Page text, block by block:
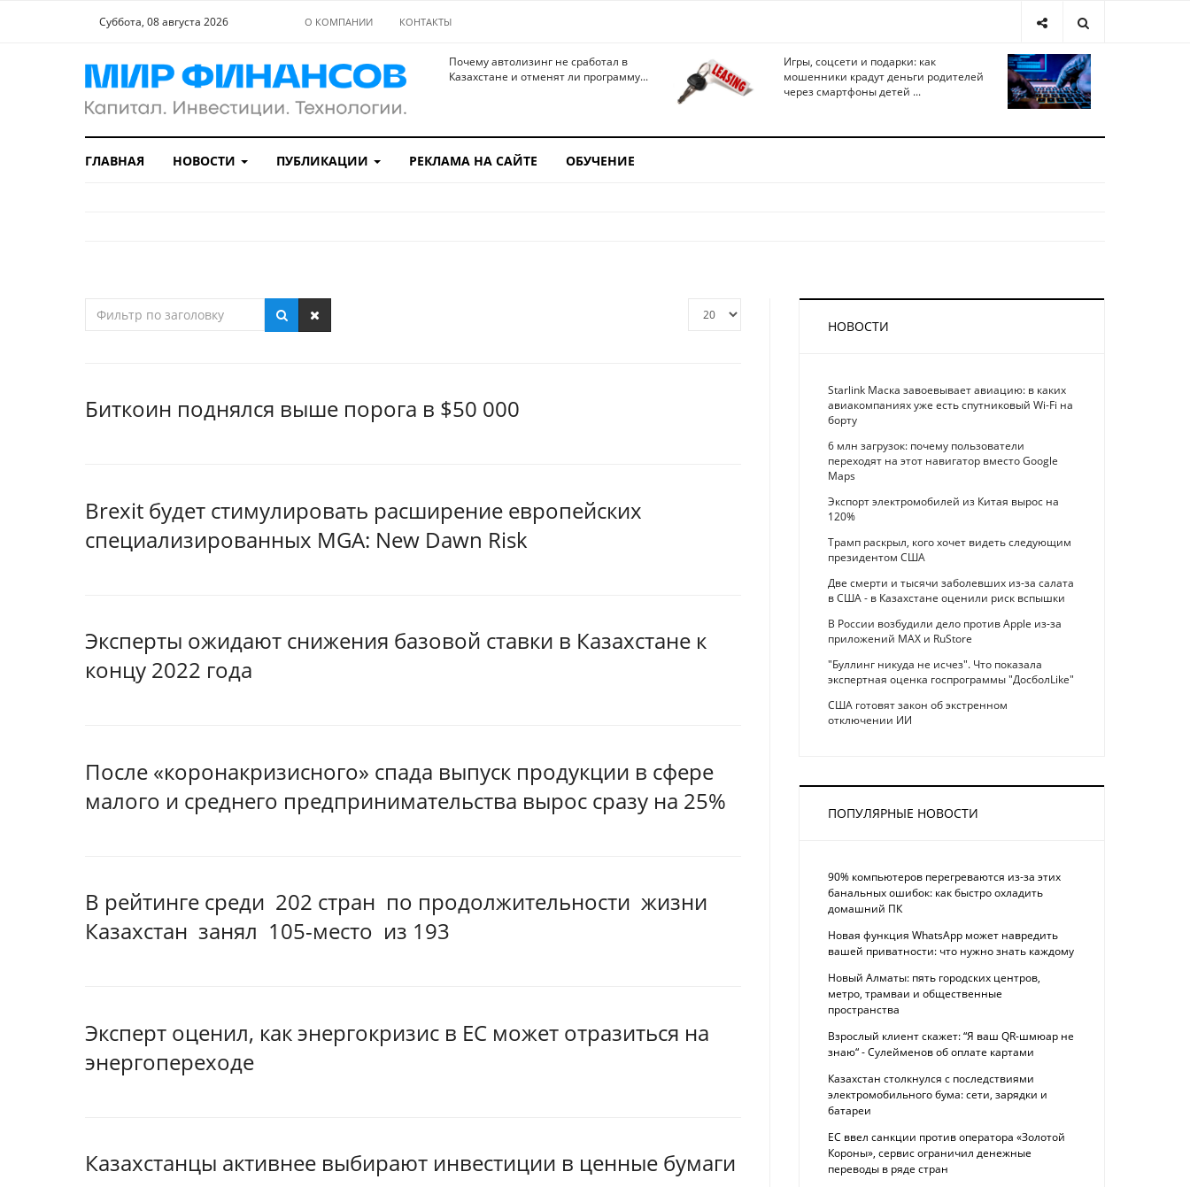
Суббота, 08 августа 2026 О КОМПАНИИ КОНТАКТЫ
Почему автолизинг не сработал в
Казахстане и отменят ли программу...
Игры, соцсети и подарки: как
мошенники крадут деньги родителей
через смартфоны детей ...
ГЛАВНАЯ НОВОСТИ ПУБЛИКАЦИИ РЕКЛАМА НА САЙТЕ ОБУЧЕНИЕ
Биткоин поднялся выше порога в $50 000
Brexit будет стимулировать расширение европейских
специализированных MGA: New Dawn Risk
Эксперты ожидают снижения базовой ставки в Казахстане к
концу 2022 года
После «коронакризисного» спада выпуск продукции в сфере
малого и среднего предпринимательства вырос сразу на 25%
В рейтинге среди 202 стран по продолжительности жизни
Казахстан занял 105-место из 193
Эксперт оценил, как энергокризис в ЕС может отразиться на
энергопереходе
Казахстанцы активнее выбирают инвестиции в ценные бумаги
НОВОСТИ
Starlink Маска завоевывает авиацию: в каких
авиакомпаниях уже есть спутниковый Wi-Fi на
борту
6 млн загрузок: почему пользователи
переходят на этот навигатор вместо Google
Maps
Экспорт электромобилей из Китая вырос на
120%
Трамп раскрыл, кого хочет видеть следующим
президентом США
Две смерти и тысячи заболевших из-за салата
в США - в Казахстане оценили риск вспышки
В России возбудили дело против Apple из-за
приложений MAX и RuStore
"Буллинг никуда не исчез". Что показала
экспертная оценка госпрограммы "ДосболLike"
США готовят закон об экстренном
отключении ИИ
ПОПУЛЯРНЫЕ НОВОСТИ
90% компьютеров перегреваются из-за этих
банальных ошибок: как быстро охладить
домашний ПК
Новая функция WhatsApp может навредить
вашей приватности: что нужно знать каждому
Новый Алматы: пять городских центров,
метро, трамваи и общественные
пространства
Взрослый клиент скажет: “Я ваш QR-шмюар не
знаю“ - Сулейменов об оплате картами
Казахстан столкнулся с последствиями
электромобильного бума: сети, зарядки и
батареи
ЕС ввел санкции против оператора «Золотой
Короны», сервис ограничил денежные
переводы в ряде стран